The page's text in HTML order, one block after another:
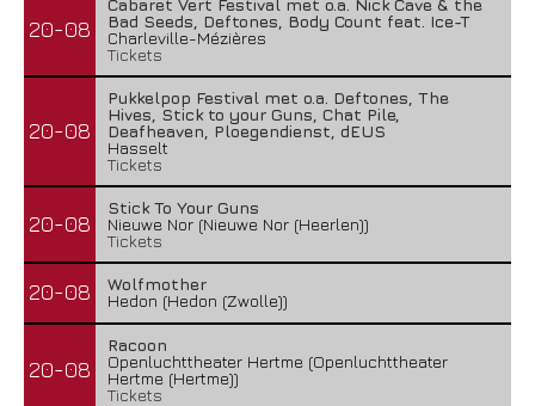
20-08
Cabaret Vert Festival met o.a. Nick Cave & the
Bad Seeds, Deftones, Body Count feat. Ice-T
Charleville-Mézières
Tickets
20-08
Pukkelpop Festival met o.a. Deftones, The
Hives, Stick to your Guns, Chat Pile,
Deafheaven, Ploegendienst, dEUS
Hasselt
Tickets
20-08
Stick To Your Guns
Nieuwe Nor (Nieuwe Nor (Heerlen))
Tickets
20-08
Wolfmother
Hedon (Hedon (Zwolle))
20-08
Racoon
Openluchttheater Hertme (Openluchttheater
Hertme (Hertme))
Tickets